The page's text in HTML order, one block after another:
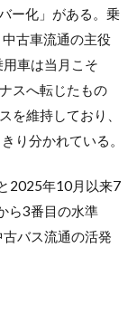
ー化」がある。乗
古車流通の主役
車は当月こそ
スへ転じたもの
を維持しており、
り分かれている。
2025年10月以来7
ら3番目の水準
バス流通の活発